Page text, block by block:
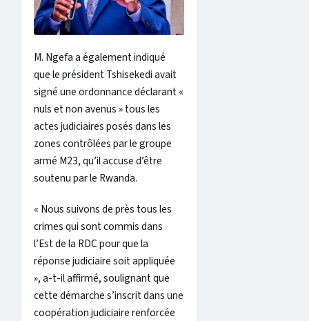
M. Ngefa a également indiqué
que le président Tshisekedi avait
signé une ordonnance déclarant «
nuls et non avenus » tous les
actes judiciaires posés dans les
zones contrôlées par le groupe
armé M23, qu’il accuse d’être
soutenu par le Rwanda.
« Nous suivons de près tous les
crimes qui sont commis dans
l’Est de la RDC pour que la
réponse judiciaire soit appliquée
», a-t-il affirmé, soulignant que
cette démarche s’inscrit dans une
coopération judiciaire renforcée